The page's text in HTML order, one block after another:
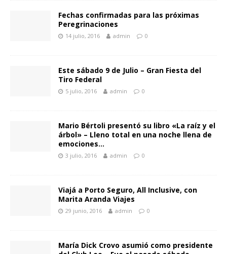
Fechas confirmadas para las próximas
Peregrinaciones
14 julio, 2016 admin 0
Este sábado 9 de Julio – Gran Fiesta del
Tiro Federal
5 julio, 2016 admin 0
Mario Bértoli presentó su libro «La raíz y el
árbol» – Lleno total en una noche llena de
emociones…
3 julio, 2016 admin 0
Viajá a Porto Seguro, All Inclusive, con
Marita Aranda Viajes
29 junio, 2016 admin 0
María Dick Crovo asumió como presidente